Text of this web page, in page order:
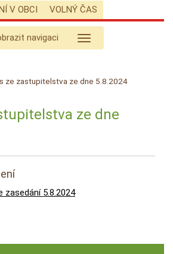
V OBCI VOLNÝ ČAS
navigaci
ze zastupitelstva ze dne 5.8.2024
ze dne
zasedání 5.8.2024